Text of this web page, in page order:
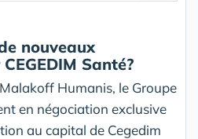
nouveaux
Santé?
Humanis, le Groupe
en négociation exclusive
au capital de Cegedim